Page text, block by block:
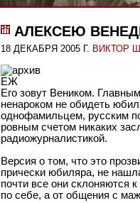
АЛЕКСЕЮ
18 ДЕКАБРЯ 2005 Г. ВИКТОР
Его зовут Веником.
ненароком не обидеть
однофамильцем, русским
ровным счетом никаких
радиожурналистикой.
Версия о том, что это
прически юбиляра, не
почти все они склоняются
по себе, а от общения с